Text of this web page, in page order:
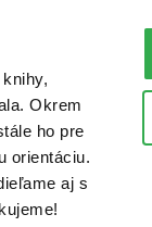
Okrem
ho pre
orientáciu.
aj s